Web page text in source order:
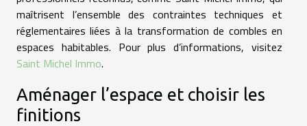
maîtrisent l’ensemble des contraintes techniques et
réglementaires liées à la transformation de combles en
espaces habitables. Pour plus d’informations, visitez
Saint Michel Immo.
Aménager l’espace et choisir les
finitions